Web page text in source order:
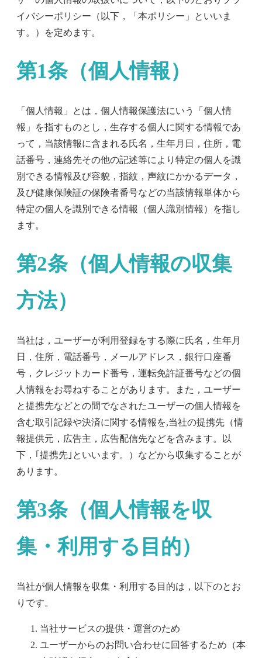
イバシーポリシー（以下，「本ポリシー」といいま
す。）を定めます。
第1条（個人情報）
「個人情報」とは，個人情報保護法にいう「個人情
報」を指すものとし，生存する個人に関する情報であ
って，当該情報に含まれる氏名，生年月日，住所，電
話番号，連絡先その他の記述等により特定の個人を識
別できる情報及び容貌，指紋，声紋にかかるデータ，
及び健康保険証の保険者番号などの当該情報単体から
特定の個人を識別できる情報（個人識別情報）を指し
ます。
第2条（個人情報の収集
方法）
当社は，ユーザーが利用登録をする際に氏名，生年月
日，住所，電話番号，メールアドレス，銀行口座番
号，クレジットカード番号，運転免許証番号などの個
人情報をお尋ねすることがあります。また，ユーザー
と提携先などとの間でなされたユーザーの個人情報を
含む取引記録や決済に関する情報を,当社の提携先（情
報提供元，広告主，広告配信先などを含みます。以
下，｢提携先｣といいます。）などから収集することが
あります。
第3条（個人情報を収
集・利用する目的）
当社が個人情報を収集・利用する目的は，以下のとお
りです。
当社サービスの提供・運営のため
ユーザーからのお問い合わせに回答するため（本